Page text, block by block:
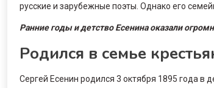
русские и зарубежные поэты. Однако его
Ранние годы и детство Есенина оказали
Родился в семье
Сергей Есенин родился 3 октября 1895 года в